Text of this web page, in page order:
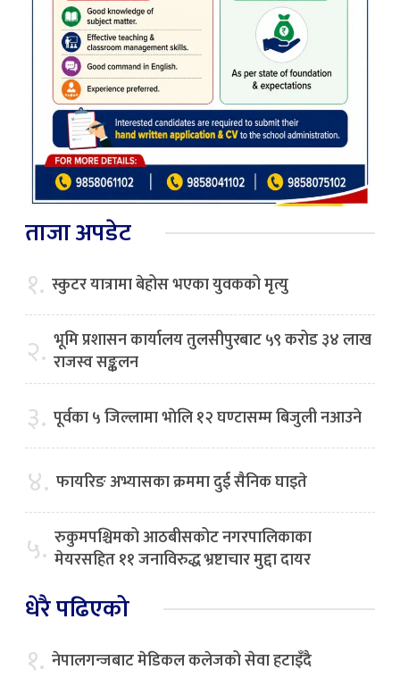
ताजा अपडेट
१. स्कुटर यात्रामा बेहोस भएका युवकको मृत्यु
२. भूमि प्रशासन कार्यालय तुलसीपुरबाट ५९ करोड ३४ लाख
राजस्व सङ्कलन
३. पूर्वका ५ जिल्लामा भाेलि १२ घण्टासम्म बिजुली नआउने
४. फायरिङ अभ्यासका क्रममा दुई सैनिक घाइते
५. रुकुमपश्चिमको आठबीसकोट नगरपालिकाका
मेयरसहित ११ जनाविरुद्ध भ्रष्टाचार मुद्दा दायर
धेरै पढिएको
१. नेपालगन्जबाट मेडिकल कलेजको सेवा हटाइँदै